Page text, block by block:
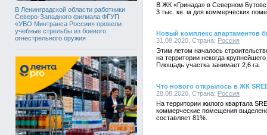
В Ленинградской области работники
Северо-Западного филиала ФГУП
«УВО Минтранса России» провели
учебные стрельбы из боевого
огнестрельного оружия
В ЖК «Гринада» в Северном
3 тыс. кв. м для коммерческих
Новый комплекс апартаментов
31.08.2020, Страна: Россия
Этим летом началось
на территории некогда
Площадь участка занимает 2,6 га.
Что нового открылось в ЖК
28.08.2020, Страна: Россия
На территории жилого квартала
коммерческие помещения
составляет 81%.